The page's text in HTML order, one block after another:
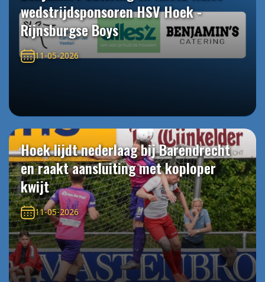
wedstrijdsponsoren HSV Hoek -
Rijnsburgse Boys
11-05-2026
Hoek lijdt nederlaag bij Barendrecht
en raakt aansluiting met koploper
kwijt
11-05-2026